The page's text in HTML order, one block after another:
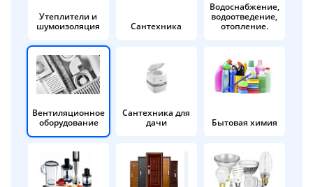
Утеплители и
шумоизоляция
Сантехника
Водоснабжение,
водоотведение,
отопление.
Вентиляционное
оборудование
Сантехника для
дачи
Бытовая химия
Оставшиеся
% будут
списываться
по25%каждые 2 недели
Подробнее
об оплате Плайтом